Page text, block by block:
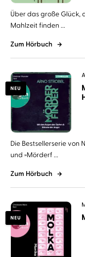
Über das große Glück,
Mahlzeit finden ...
Zum Hörbuch
NEU
Die Bestsellerserie von
und »Mörderf ...
Zum Hörbuch
NEU